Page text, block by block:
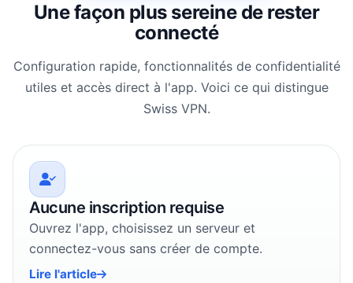
Une façon plus sereine de rester
connecté
Configuration rapide, fonctionnalités de confidentialité
utiles et accès direct à l'app. Voici ce qui distingue
Swiss VPN.
Aucune inscription requise
Ouvrez l'app, choisissez un serveur et
connectez-vous sans créer de compte.
Lire l'article